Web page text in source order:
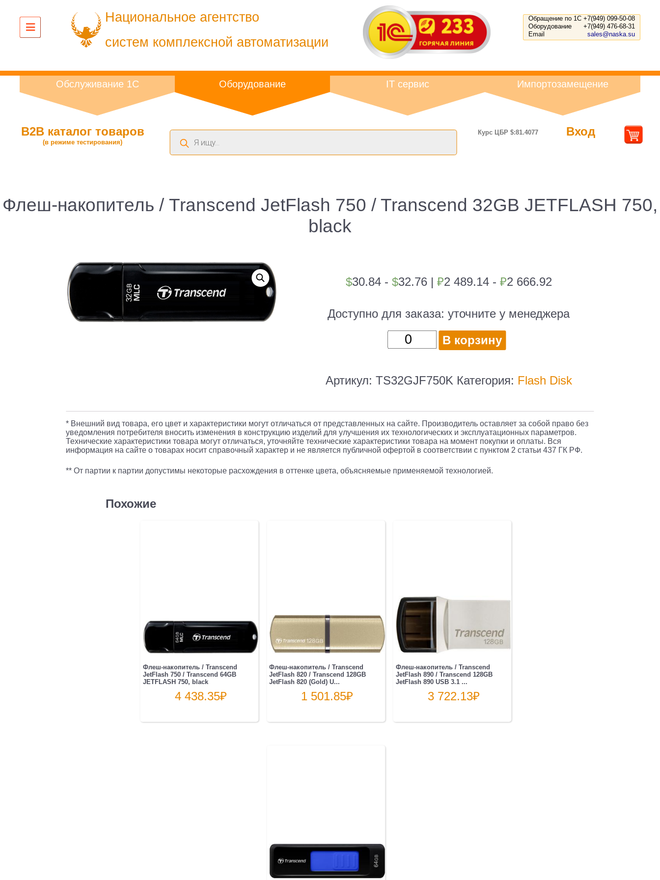
Национальное агентство
систем комплексной автоматизации
Обращение по 1С +7(949) 099-50-08
Оборудование
+7(949) 476-68-31
Email
sales@naska.su
Обслуживание 1С Оборудование IT сервис Импортозамещение
B2B каталог товаров
(в режиме тестирования)
Поиск
товаров
Курс ЦБР $:81.4077 Вход
Флеш-накопитель / Transcend JetFlash 750 / Transcend 32GB JETFLASH 750,
black
$30.84 - $32.76| ₽2 489.14 - ₽2 666.92
Доступно для заказа:уточните у менеджера
Количество
товара
накопитель
JetFlash
750
/
32GB
В корзину
Артикул: TS32GJF750K Категория: Flash Disk
* Внешний вид товара, его цвет и характеристики могут отличаться от представленных на сайте. Производитель оставляет за собой право без
уведомления потребителя вносить изменения в конструкцию изделий для улучшения их технологических и эксплуатационных параметров.
Технические характеристики товара могут отличаться, уточняйте технические характеристики товара на момент покупки и оплаты. Вся
информация на сайте о товарах носит справочный характер и не является публичной офертой в соответствии с пунктом 2 статьи 437 ГК РФ.
** От партии к партии допустимы некоторые расхождения в оттенке цвета, объясняемые применяемой технологией.
Похожие
Флеш-накопитель / Transcend
JetFlash 750 / Transcend 64GB
JETFLASH 750, black
4 438.35₽
Флеш-накопитель / Transcend
JetFlash 820 / Transcend 128GB
JetFlash 820 (Gold) U...
1 501.85₽
Флеш-накопитель / Transcend
JetFlash 890 / Transcend 128GB
JetFlash 890 USB 3.1 ...
3 722.13₽